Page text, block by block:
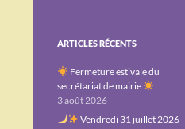
ARTICLES RÉCENTS
Fermeture estivale du
secrétariat de mairie
3 août 2026
Vendredi 31 juillet 2026 -